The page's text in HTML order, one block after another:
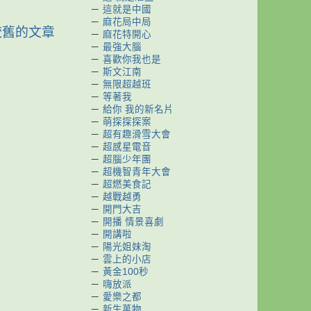
的文章
－ 這就是中國
－ 麻花局中局
－ 麻花特開心
－ 最強大腦
－ 喜歡你我也是
－ 斯文江南
－ 無限超越班
－ 等著我
－ 給你 我的新名片
－ 萌探探探案
－ 超有趣滑雪大會
－ 超感星電音
－ 超腦少年團
－ 超機智青年大會
－ 超燃美食記
－ 越戰越勇
－ 開門大吉
－ 開播 情景喜劇
－ 開講啦
－ 陽光姐妹淘
－ 雲上的小店
－ 黃金100秒
－ 嗨放派
－ 愛樂之都